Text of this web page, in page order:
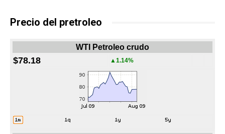
Precio del pretroleo
WTI Petroleo crudo
$78.18 ▲1.14%